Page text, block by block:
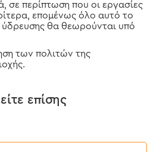
σε περίπτωση που οι εργασίες
επομένως όλο αυτό το
ύδρευσης θα θεωρούνται υπό
των πολιτών της
επίσης